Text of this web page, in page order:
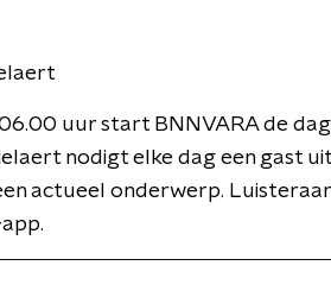
uur start BNNVARA de
nodigt elke dag een gast
actueel onderwerp.